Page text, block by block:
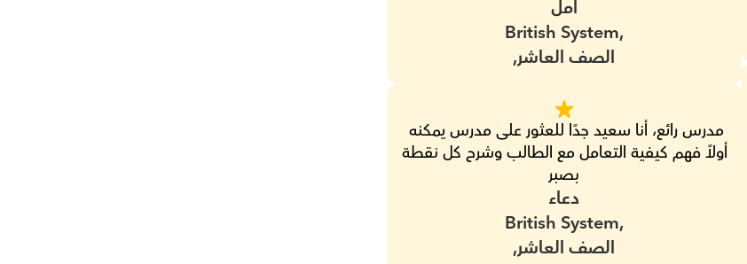
أمل
الصف العاشر,
British System,
بصبر
دعاء
الصف العاشر,
British System,